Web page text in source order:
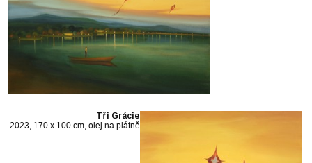
Tři Grácie
2023, 170 x 100 cm, olej na plátně